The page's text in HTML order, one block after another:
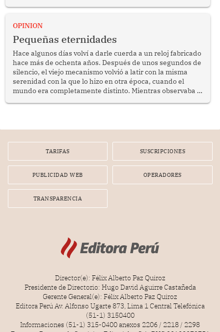
bimestrales el subsidio que reciben los beneficiarios del
reflexionar sobre la importancia de fortalecer las políticas
públicas dirigidas a los adultos mayores en pobreza.
OPINION
Pequeñas eternidades
Hace algunos días volví a darle cuerda a un reloj fabricado
hace más de ochenta años. Después de unos segundos de
silencio, el viejo mecanismo volvió a latir con la misma
serenidad con la que lo hizo en otra época, cuando el
mundo era completamente distinto. Mientras observaba el
TARIFAS SUSCRIPCIONES
PUBLICIDAD WEB OPERADORES
TRANSPARENCIA
Director(e): Félix Alberto Paz Quiroz
Presidente de Directorio: Hugo David Aguirre Castañeda
Gerente General(e): Félix Alberto Paz Quiroz
Editora Perú Av. Alfonso Ugarte 873, Lima 1 Central Telefónica
(51-1) 3150400
Informaciones (51-1) 315-0400 anexos 2206 / 2218 / 2298